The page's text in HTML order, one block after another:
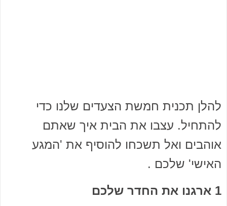
להלן תכנית חמשת הצעדים שלנו כדי
להתחיל. עצבו את הבית איך שאתם
אוהבים ואל תשכחו להוסיף את 'המגע
האישי' שלכם .
1 ארגנו את החדר שלכם